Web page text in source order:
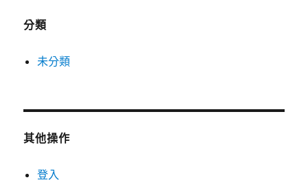
分類
未分類
其他操作
登入